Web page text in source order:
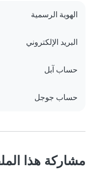
الهوية الرسمية
البريد الإلكتروني
حساب آبل
حساب جوجل
مشاركة هذا